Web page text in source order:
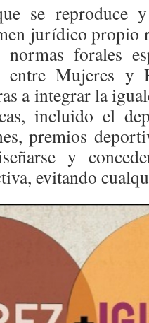
se reproduce
jurídico propio
normas forales
entre Mujeres y
a integrar la
incluido el
premios
y
evitando